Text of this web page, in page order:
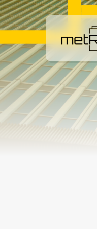
Skip
to
content